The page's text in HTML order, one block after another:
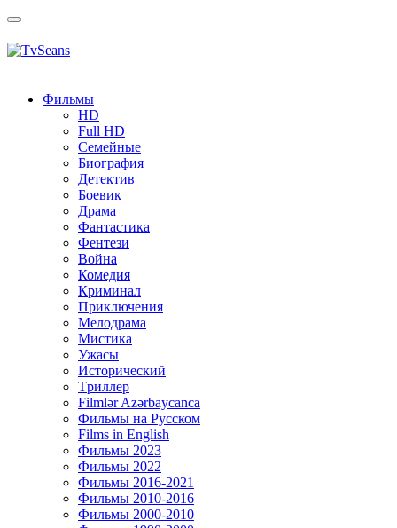
Toggle
Фильмы
HD
Full HD
Семейные
Биография
Детектив
Боевик
Драма
Фантастика
Фентези
Война
Комедия
Криминал
Приключения
Мелодрама
Мистика
Ужасы
Исторический
Tриллер
Filmlər Azərbaycanca
Фильмы на Русском
Films in English
Фильмы 2023
Фильмы 2022
Фильмы 2016-2021
Фильмы 2010-2016
Фильмы 2000-2010